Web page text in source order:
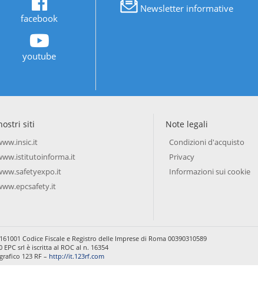
facebook
youtube
Newsletter informative
siti Note legali
Condizioni d'acquisto
Privacy
Informazioni sui cookie
Codice Fiscale e Registro delle Imprese di Roma 00390310589
EPC srl è iscritta al ROC al n. 16354
123 RF – http://it.123rf.com